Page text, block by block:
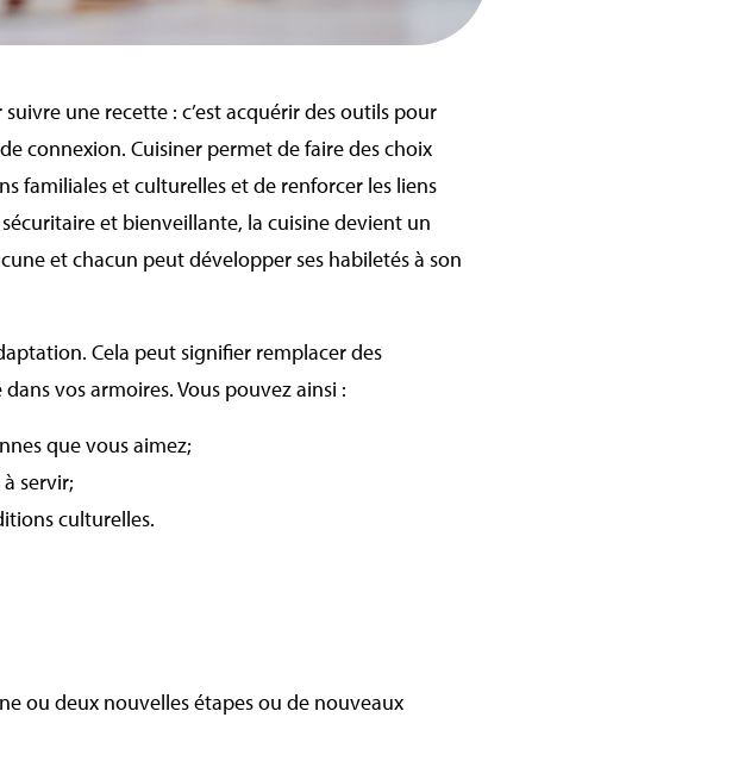
une recette : c’est acquérir des outils pour
connexion. Cuisiner permet de faire des choix
familiales et culturelles et de renforcer les liens
et bienveillante, la cuisine devient un
et chacun peut développer ses habiletés à son
Cela peut signifier remplacer des
vos armoires. Vous pouvez ainsi :
que vous aimez;
servir;
culturelles.
ou deux nouvelles étapes ou de nouveaux